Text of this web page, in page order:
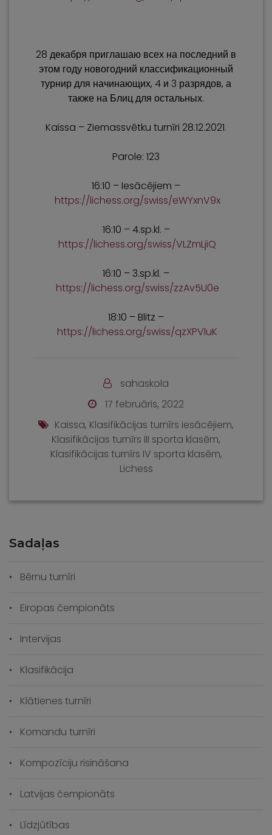
28 декабря приглашаю всех на последний в
этом году новогодний классификационный
турнир для начинающих, 4 и 3 разрядов, а
также на Блиц для остальных.
Kaissa – Ziemassvētku turnīri 28.12.2021.
Parole: 123
16:10 – Iesācējiem –
https://lichess.org/swiss/eWYxnV9x
16:10 – 4.sp.kl. –
https://lichess.org/swiss/VLZmLjiQ
16:10 – 3.sp.kl. –
https://lichess.org/swiss/zzAv5U0e
18:10 – Blitz –
https://lichess.org/swiss/qzXPVluK
sahaskola
17 februāris, 2022
Kaissa, Klasifikācijas turnīrs iesācējiem,
Klasifikācijas turnīrs III sporta klasēm,
Klasifikācijas turnīrs IV sporta klasēm,
Lichess
Sadaļas
Bērnu turnīri
Eiropas čempionāts
Intervijas
Klasifikācija
Klātienes turnīri
Komandu turnīri
Kompozīciju risināšana
Latvijas čempionāts
Līdzjūtības